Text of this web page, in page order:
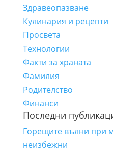
Здравеопазване
Кулинария и рецепти
Просвета
Технологии
Факти за храната
Фамилия
Родителство
Финанси
Последни
Горещите вълни при
неизбежни